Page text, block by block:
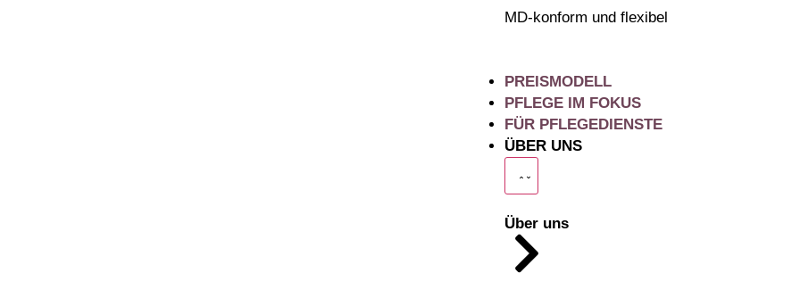
MD-konform und flexibel
PREISMODELL
PFLEGE IM FOKUS
FÜR PFLEGEDIENSTE
ÜBER UNS
Über uns